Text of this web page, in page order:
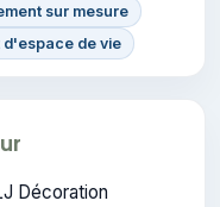
sur mesure
de vie
Décoration